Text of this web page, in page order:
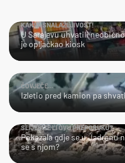
KAKVA SNALAŽLJIVOST!
U Sarajevu uhvatili
je opljačkao kiosk
ČOVJEČE...
Izletio pred kamion pa
SLIJEDITE LI OVU PREPORUKU?
Pokazala gdje se u Jadranu
se s njom?